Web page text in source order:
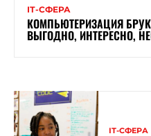
ІТ-СФЕРА
КОМПЬЮТЕРИЗАЦИЯ
ВЫГОДНО, ИНТЕРЕСНО,
ІТ-СФЕРА